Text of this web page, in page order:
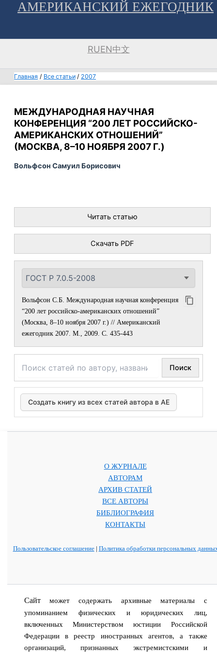
ПерейтиАМЕРИКАНСКИЙ ЕЖЕГОДНИК
RUEN中文
Главная Все статьи 2007
МЕЖДУНАРОДНАЯ НАУЧНАЯ
КОНФЕРЕНЦИЯ “200 ЛЕТ РОССИЙСКО-
АМЕРИКАНСКИХ ОТНОШЕНИЙ”
(МОСКВА, 8–10 НОЯБРЯ 2007 Г.)
Вольфсон Самуил Борисович
Читать статью
Скачать PDF
Вольфсон С.Б. Международная научная конференция
“200 лет российско-американских отношений”
(Москва, 8–10 ноября 2007 г.) // Американский
ежегодник 2007. М., 2009. С. 435-443
Поиск
Создать книгу из всех статей автора в АЕ
О ЖУРНАЛЕ
АВТОРАМ
АРХИВ СТАТЕЙ
ВСЕ АВТОРЫ
БИБЛИОГРАФИЯ
КОНТАКТЫ
Пользовательское соглашение| Политика обработки персональных
Сайтможет содержать архивные материалы с
упоминанием физических и юридических лиц,
включенных Министерством юстиции Российской
Федерации в реестр иностранных агентов, а также
организаций, признанных экстремистскими и